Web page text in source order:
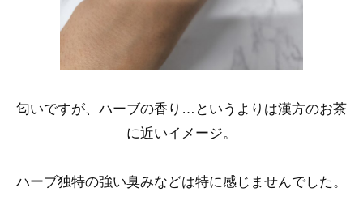
匂いですが、ハーブの香り…というよりは漢方のお茶
に近いイメージ。
ハーブ独特の強い臭みなどは特に感じませんでした。